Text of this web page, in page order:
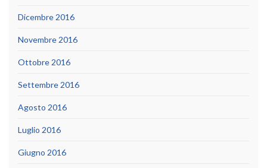
Dicembre 2016
Novembre 2016
Ottobre 2016
Settembre 2016
Agosto 2016
Luglio 2016
Giugno 2016